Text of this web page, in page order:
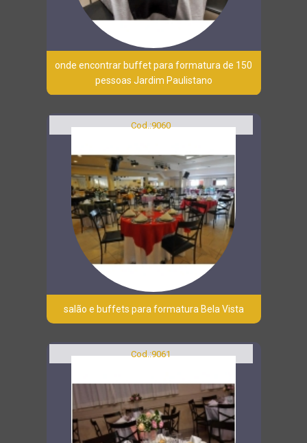
onde encontrar buffet para formatura de 150
pessoas Jardim Paulistano
Cod.:9060
salão e buffets para formatura Bela Vista
Cod.:9061